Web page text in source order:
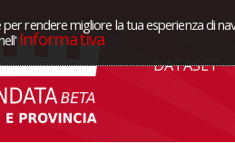
rendere migliore la tua esperienza di
Informativa
DATASET